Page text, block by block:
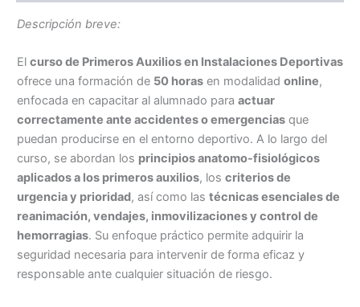
Descripción breve:
El curso de Primeros Auxilios en Instalaciones Deportivas
ofrece una formación de 50 horas en modalidad online,
enfocada en capacitar al alumnado para actuar
correctamente ante accidentes o emergencias que
puedan producirse en el entorno deportivo. A lo largo del
curso, se abordan los principios anatomo-fisiológicos
aplicados a los primeros auxilios, los criterios de
urgencia y prioridad, así como las técnicas esenciales de
reanimación, vendajes, inmovilizaciones y control de
hemorragias. Su enfoque práctico permite adquirir la
seguridad necesaria para intervenir de forma eficaz y
responsable ante cualquier situación de riesgo.